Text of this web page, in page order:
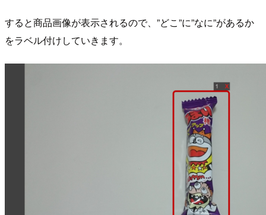
すると商品画像が表示されるので、”どこ”に”なに”があるか
をラベル付けしていきます。